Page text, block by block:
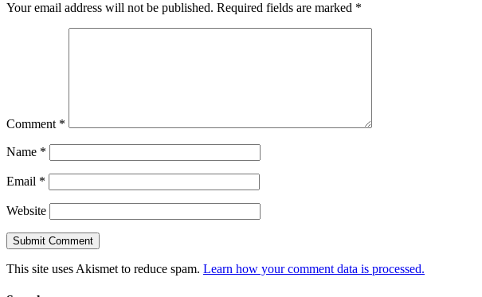
Your email address will not be published. Required fields are marked *
Comment *
Name *
Email *
Website
This site uses Akismet to reduce spam. Learn how your comment data is processed.